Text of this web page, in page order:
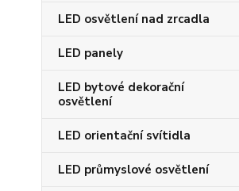
LED osvětlení nad zrcadla
LED panely
LED bytové dekorační
osvětlení
LED orientační svítidla
LED průmyslové osvětlení